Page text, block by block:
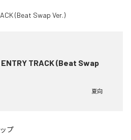
TRACK (Beat Swap
夏向
プ